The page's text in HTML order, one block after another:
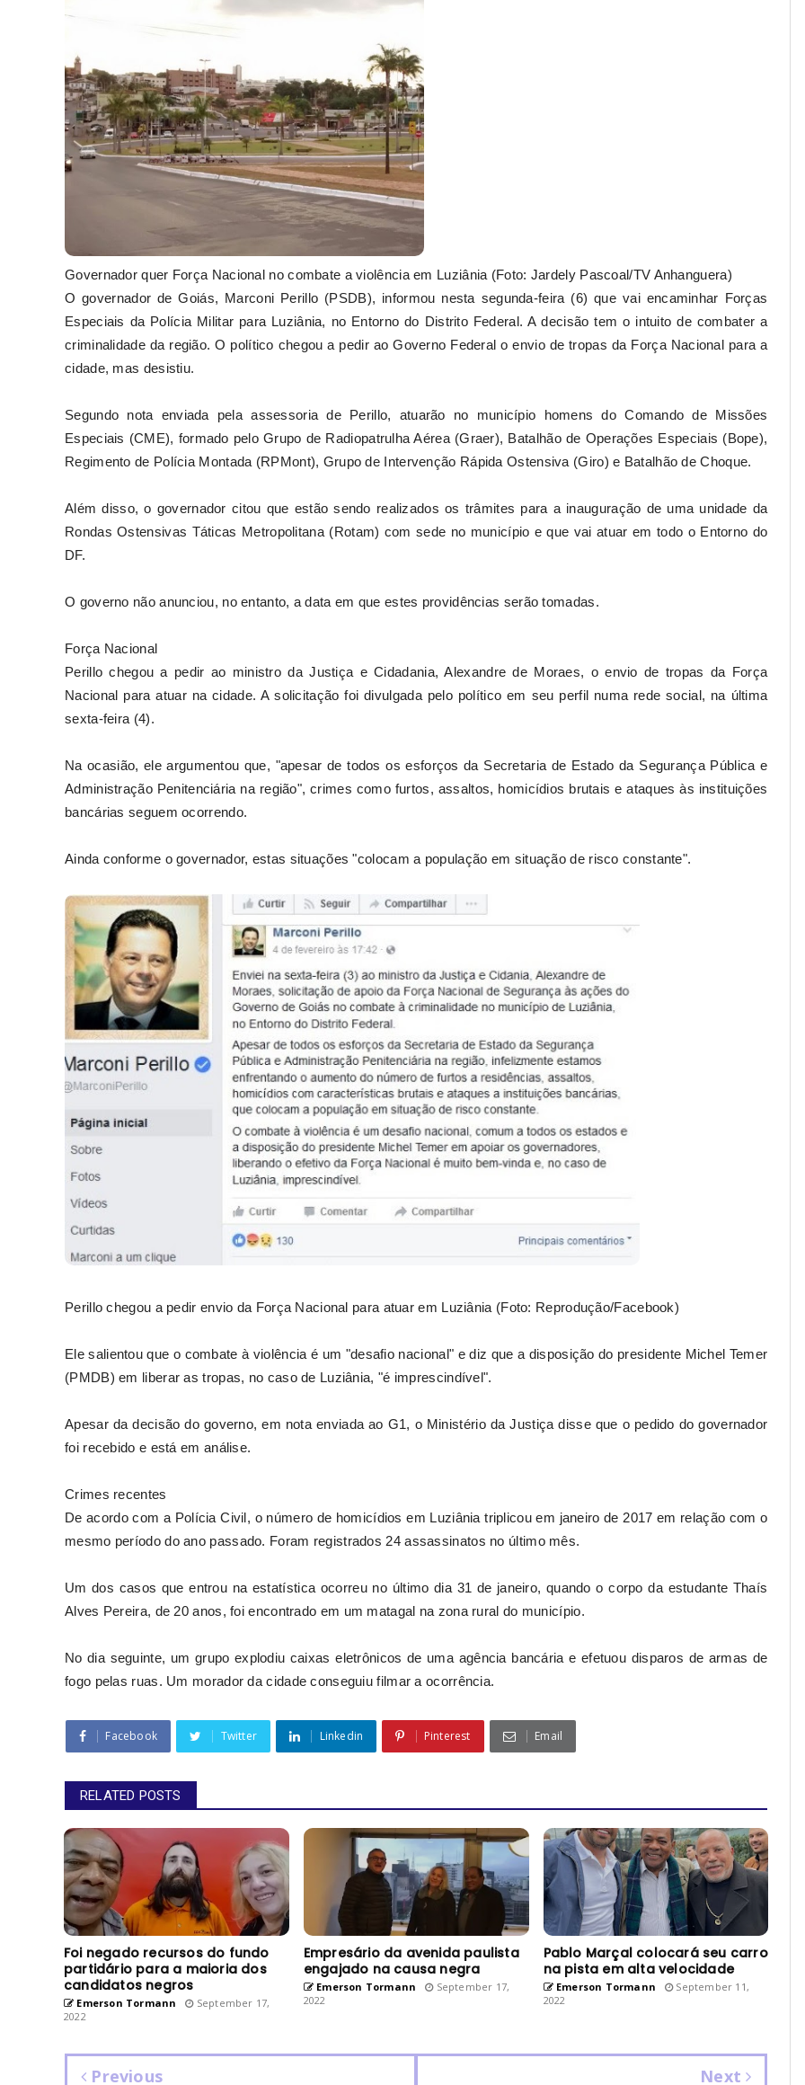
Governador quer Força Nacional no combate a violência em Luziânia (Foto: Jardely Pascoal/TV Anhanguera)
O governador de Goiás, Marconi Perillo (PSDB), informou nesta segunda-feira (6) que vai encaminhar Forças
Especiais da Polícia Militar para Luziânia, no Entorno do Distrito Federal. A decisão tem o intuito de combater a
criminalidade da região. O político chegou a pedir ao Governo Federal o envio de tropas da Força Nacional para a
cidade, mas desistiu.
Segundo nota enviada pela assessoria de Perillo, atuarão no município homens do Comando de Missões
Especiais (CME), formado pelo Grupo de Radiopatrulha Aérea (Graer), Batalhão de Operações Especiais (Bope),
Regimento de Polícia Montada (RPMont), Grupo de Intervenção Rápida Ostensiva (Giro) e Batalhão de Choque.
Além disso, o governador citou que estão sendo realizados os trâmites para a inauguração de uma unidade da
Rondas Ostensivas Táticas Metropolitana (Rotam) com sede no município e que vai atuar em todo o Entorno do
DF.
O governo não anunciou, no entanto, a data em que estes providências serão tomadas.
Força Nacional
Perillo chegou a pedir ao ministro da Justiça e Cidadania, Alexandre de Moraes, o envio de tropas da Força
Nacional para atuar na cidade. A solicitação foi divulgada pelo político em seu perfil numa rede social, na última
sexta-feira (4).
Na ocasião, ele argumentou que, "apesar de todos os esforços da Secretaria de Estado da Segurança Pública e
Administração Penitenciária na região", crimes como furtos, assaltos, homicídios brutais e ataques às instituições
bancárias seguem ocorrendo.
Ainda conforme o governador, estas situações "colocam a população em situação de risco constante".
Perillo chegou a pedir envio da Força Nacional para atuar em Luziânia (Foto: Reprodução/Facebook)
Ele salientou que o combate à violência é um "desafio nacional" e diz que a disposição do presidente Michel Temer
(PMDB) em liberar as tropas, no caso de Luziânia, "é imprescindível".
Apesar da decisão do governo, em nota enviada ao G1, o Ministério da Justiça disse que o pedido do governador
foi recebido e está em análise.
Crimes recentes
De acordo com a Polícia Civil, o número de homicídios em Luziânia triplicou em janeiro de 2017 em relação com o
mesmo período do ano passado. Foram registrados 24 assassinatos no último mês.
Um dos casos que entrou na estatística ocorreu no último dia 31 de janeiro, quando o corpo da estudante Thaís
Alves Pereira, de 20 anos, foi encontrado em um matagal na zona rural do município.
No dia seguinte, um grupo explodiu caixas eletrônicos de uma agência bancária e efetuou disparos de armas de
fogo pelas ruas. Um morador da cidade conseguiu filmar a ocorrência.
Facebook Twitter Linkedin Pinterest Email
RELATED POSTS
Foi negado recursos do fundo
partidário para a maioria dos
candidatos negros
Emerson Tormann
September 17,
2022
Empresário da avenida paulista
engajado na causa negra
Emerson Tormann
September 17,
2022
Pablo Marçal colocará seu carro
na pista em alta velocidade
Emerson Tormann
September 11,
2022
Previous Next